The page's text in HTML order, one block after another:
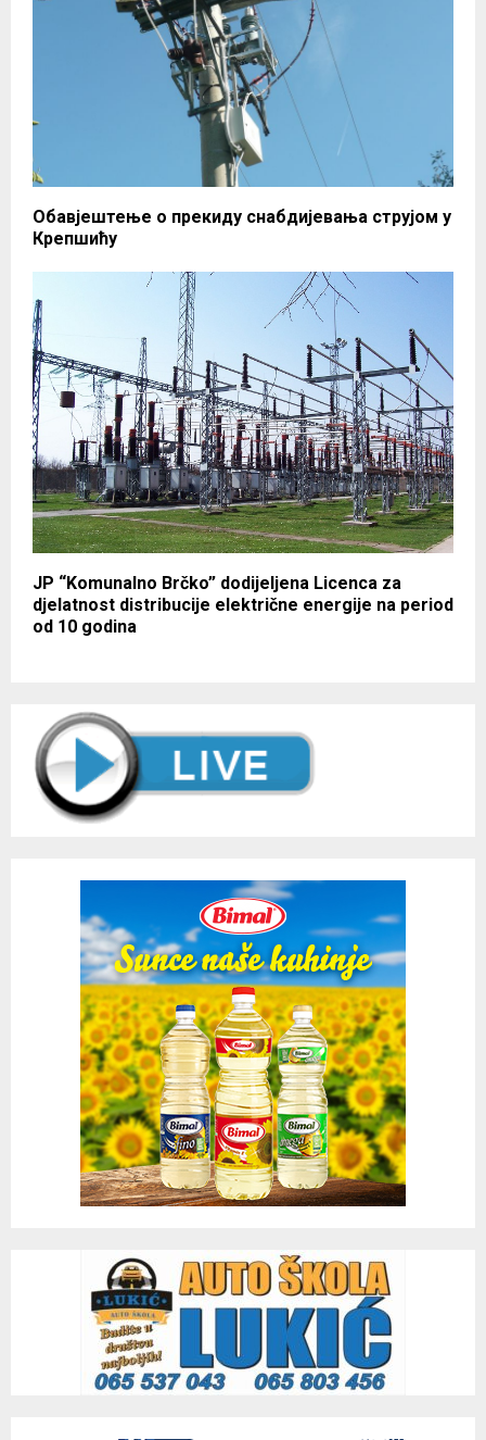
Обавјештење о прекиду снабдијевања струјом у
Крепшићу
JP “Komunalno Brčko” dodijeljena Licenca za
djelatnost distribucije električne energije na period
od 10 godina